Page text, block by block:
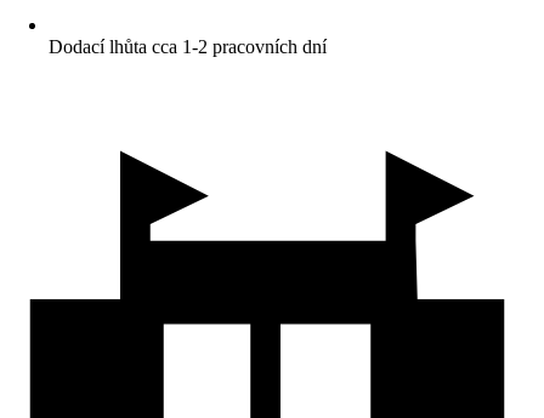
Dodací lhůta cca 1-2 pracovních dní